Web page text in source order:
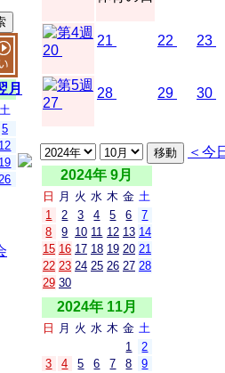
土
5
12
19
20
21 22 23
27
28 29 30
＜今
2024年 9月
日 月 火 水 木 金 土
1
2 3 4 5 6
7
8
9 10 11 12 13 14
15 16 17 18 19 20 21
22 23 24 25 26 27 28
29 30
2024年 11月
日 月 火 水 木 金 土
1
2
3
4 5 6 7 8
9